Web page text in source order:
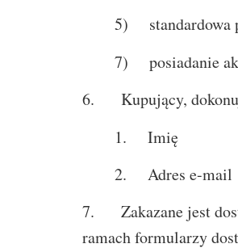
5) standardowa
7) posiadanie
6. Kupujący,
1. Imię
2. Adres e-mail
7. Zakazane jest
ramach formularzy